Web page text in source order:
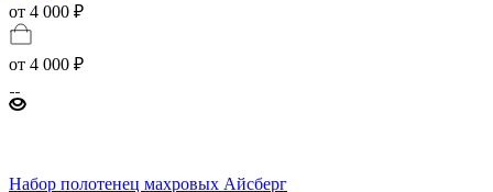
от 4 000 ₽
от 4 000 ₽
Набор полотенец махровых Айсберг